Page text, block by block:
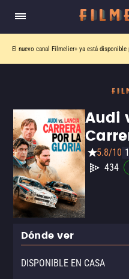
El nuevo canal Filmelier+ ya está disponible
Audi
5.8/10
434
Dónde ver
DISPONIBLE EN CASA